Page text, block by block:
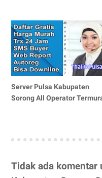
Server Pulsa Kabupaten
Sorong All Operator
Tidak ada komentar